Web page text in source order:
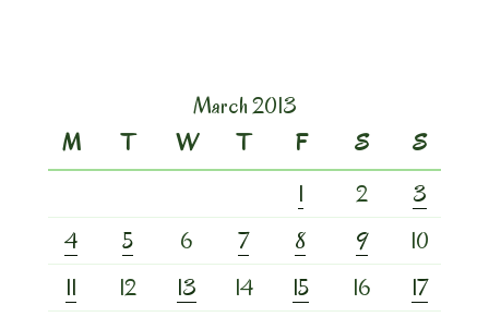
March 2013
M
T W T F S
S
1
2
3
4
5 6 7 8 9
10
11
12 13 14 15 16
17